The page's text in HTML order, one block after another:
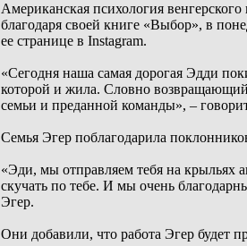
Американская психология
благодаря своей книге «Выбор», в
ее странице в Instagram.
«Сегодня наша самая дорогая Эдди
которой и жила. Словно
семьи и преданной команды», –
Семья Эгер поблагодарила
«Эди, мы отправляем тебя на крыльях
скучать по тебе. И мы очень
Эгер.
Они добавили, что работа Эгер будет